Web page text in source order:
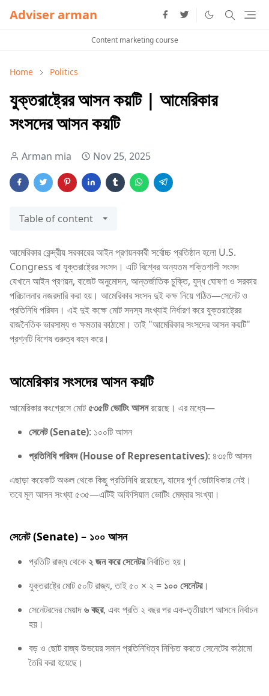
Adviser arman
Content marketing course
Home Politics
যুক্তরাষ্ট্রের আসন কয়টি | আমেরিকার
সংসদের আসন কয়টি
Arman mia Nov 25, 2025
Table of content
আমেরিকার কেন্দ্রীয় সরকারের আইন প্রণয়নকারী সর্বোচ্চ প্রতিষ্ঠান হলো U.S.
Congress বা যুক্তরাষ্ট্রের সংসদ। এটি বিশ্বের অন্যতম শক্তিশালী সংসদ
যেখানে আইন প্রণয়ন, বাজেট অনুমোদন, আন্তর্জাতিক চুক্তি, যুদ্ধ ঘোষণা ও সরকার
পরিচালনার নজরদারি করা হয়। আমেরিকার সংসদ দুই কক্ষ নিয়ে গঠিত—সেনেট ও
প্রতিনিধি পরিষদ। এই দুই কক্ষে মোট সদস্য সংখ্যাই নির্ধারণ করে যুক্তরাষ্ট্রের
রাজনৈতিক ভারসাম্য ও ক্ষমতার কাঠামো। তাই "আমেরিকার সংসদের আসন কয়টি"
প্রশ্নটি বিশেষ গুরুত্ব বহন করে।
আমেরিকার সংসদের আসন কয়টি
আমেরিকার কংগ্রেসে মোট৫৩৫টি ভোটিং আসনরয়েছে। এর মধ্যে—
সেনেট (Senate): ১০০টি আসন
প্রতিনিধি পরিষদ (House of Representatives): ৪৩৫টি আসন
এছাড়া কয়েকটি অঞ্চল থেকে কিছু প্রতিনিধি রয়েছেন, যাদের পূর্ণ ভোটাধিকার নেই।
তবে মূল আসন সংখ্যা ৫৩৫—এটিই অফিসিয়াল ভোটিং মেম্বার সংখ্যা।
সেনেট (Senate) – ১০০ আসন
প্রতিটি রাজ্য থেকে২ জন করে সেনেটরনির্বাচিত হয়।
যুক্তরাষ্ট্রে মোট ৫০টি রাজ্য, তাই ৫০ × ২ = ১০০ সেনেটর।
সেনেটরদের মেয়াদ৬ বছর, এবং প্রতি ২ বছর পর এক-তৃতীয়াংশ আসনে নির্বাচন
হয়।
বড় ও ছোট রাজ্য উভয়ের সমান প্রতিনিধিত্ব নিশ্চিত করতে সেনেটের কাঠামো
তৈরি করা হয়েছে।